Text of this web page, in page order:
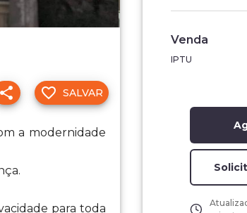
a modernidade
para toda
SALVAR
Venda
IPTU